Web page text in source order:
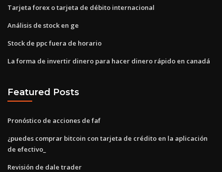
Tarjeta forex o tarjeta de débito internacional
Análisis de stock en ge
Stock de ppc fuera de horario
La forma de invertir dinero para hacer dinero rápido en canadá
Featured Posts
Pronóstico de acciones de faf
¿puedes comprar bitcoin con tarjeta de crédito en la aplicación
de efectivo_
Revisión de dale trader